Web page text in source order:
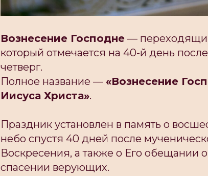
Вознесение Господне —
который отмечается на 40-й день
четверг.
Полное название — «Вознесение
Иисуса Христа».
Праздник установлен в память о
небо спустя 40 дней после
Воскресения, а также о Его обещании
спасении верующих.